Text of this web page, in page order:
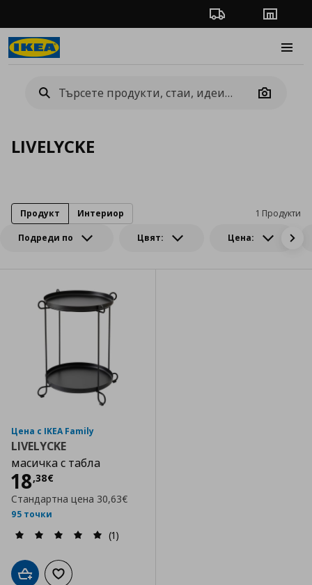
Проследяване на
Camera
LIVELYCKE
Подреди по Цвят: Цена:
1 Продукти
Продукт Интериор
Цена с IKEA Family
LIVELYCKE
масичка с табла
18,38€
Цена
Стандартна цена 30,63€
95 точки
(1)
Добави в кошницата
Добави към списъка с любими